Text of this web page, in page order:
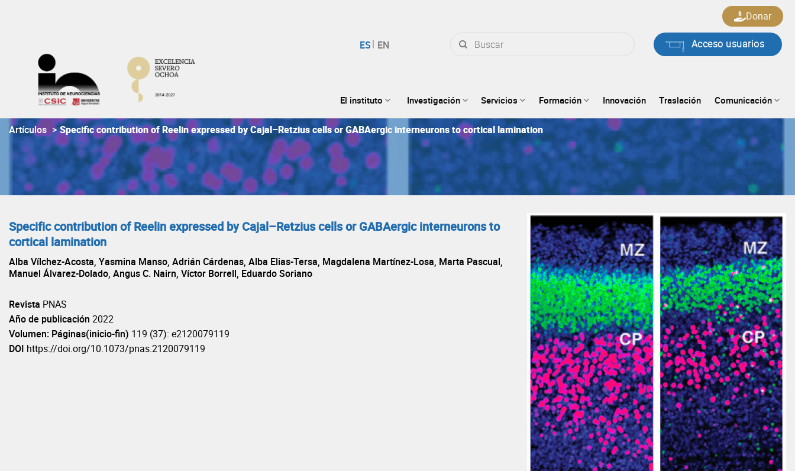
por:
Acceso usuarios
Donar
El instituto Investigación Servicios Formación Innovación Traslación Comunicación
Artículos > Specific contribution of Reelin expressed by Cajal–Retzius cells or GABAergic interneurons to cortical lamination
Specific contribution of Reelin expressed by Cajal–Retzius cells or GABAergic interneurons to
cortical lamination
Alba Vílchez-Acosta, Yasmina Manso, Adrián Cárdenas, Alba Elias-Tersa, Magdalena Martínez-Losa, Marta Pascual,
Manuel Álvarez-Dolado, Angus C. Nairn, Víctor Borrell, Eduardo Soriano
Revista PNAS
Año de publicación 2022
Volumen: Páginas(inicio-fin) 119 (37): e2120079119
DOI https://doi.org/10.1073/pnas.2120079119